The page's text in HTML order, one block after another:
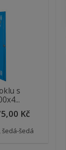
s
Kč
šedá